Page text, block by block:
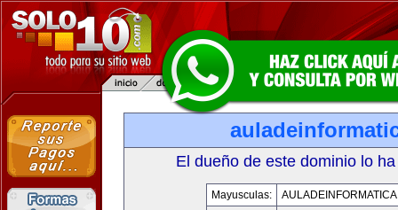
El dueño de este dominio lo
Mayusculas: